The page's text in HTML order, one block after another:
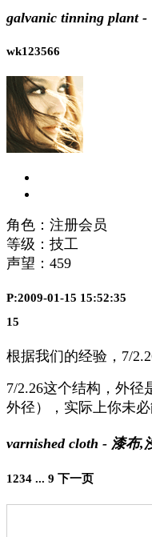
galvanic tinning plant -
wk123566
角色：注册会员
等级：技工
声望： 459
P:2009-01-15 15:52:35
15
根据我们的经验，7/
7/2.26这个结构，外径
外径），实际上你未
varnished cloth - 漆布,
1234 ... 9 下一页